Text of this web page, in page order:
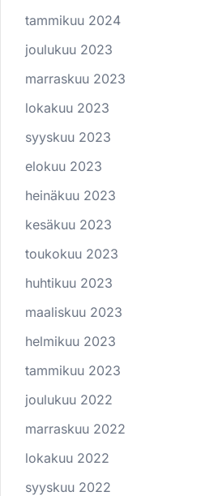
tammikuu 2024
joulukuu 2023
marraskuu 2023
lokakuu 2023
syyskuu 2023
elokuu 2023
heinäkuu 2023
kesäkuu 2023
toukokuu 2023
huhtikuu 2023
maaliskuu 2023
helmikuu 2023
tammikuu 2023
joulukuu 2022
marraskuu 2022
lokakuu 2022
syyskuu 2022